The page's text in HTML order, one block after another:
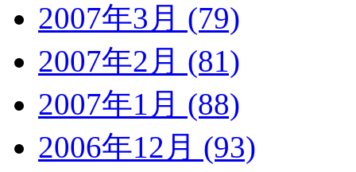
2007年3月 (79)
2007年2月 (81)
2007年1月 (88)
2006年12月 (93)